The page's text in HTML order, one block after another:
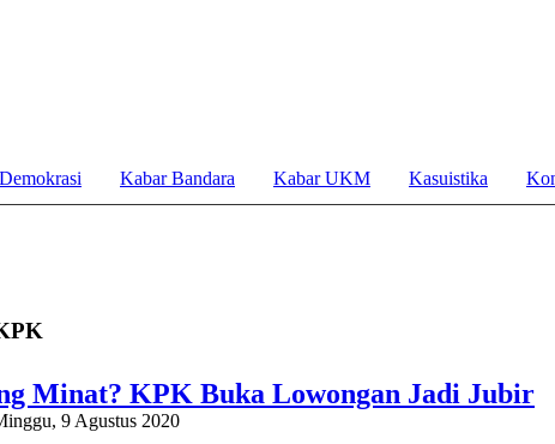
Kabar Bandara Kabar UKM Kasuistika
Minat? KPK Buka Lowongan Jadi Jubir
9 Agustus 2020